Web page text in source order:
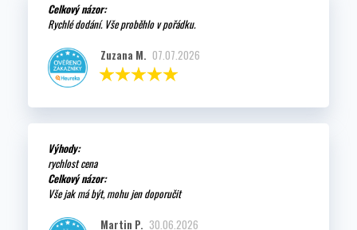
Celkový názor:
Rychlé dodání. Vše proběhlo v pořádku.
Zuzana M. 07.07.2026
Výhody:
rychlost cena
Celkový názor:
Vše jak má být, mohu jen doporučit
Martin P. 30.06.2026